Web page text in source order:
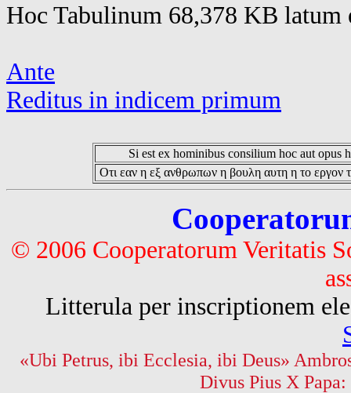
Hoc Tabulinum 68,378 KB latum
Ante
Reditus in indicem primum
Si est ex hominibus consilium hoc aut opus
Οτι εαν η εξ ανθρωπων η βουλη αυτη η το εργον
© 2006 Cooperatorum Veritatis
Litterula per inscriptionem
«Ubi Petrus, ibi Ecclesia, ibi Deus»
Divus Pius X Papa: